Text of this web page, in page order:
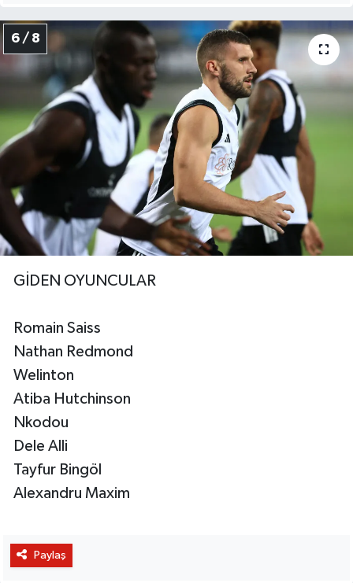
6 / 8
GİDEN OYUNCULAR
Romain Saiss
Nathan Redmond
Welinton
Atiba Hutchinson
Nkodou
Dele Alli
Tayfur Bingöl
Alexandru Maxim
Paylaş